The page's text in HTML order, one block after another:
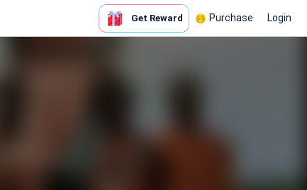
Get Reward Purchase Login